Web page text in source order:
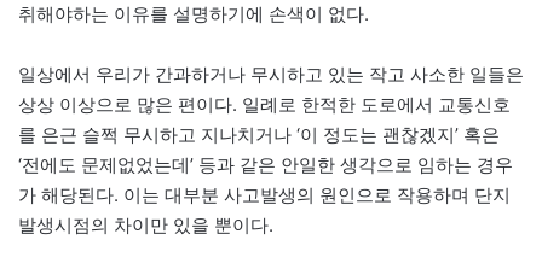
취해야하는 이유를 설명하기에 손색이 없다.
일상에서 우리가 간과하거나 무시하고 있는 작고 사소한 일들은
상상 이상으로 많은 편이다. 일례로 한적한 도로에서 교통신호
를 은근 슬쩍 무시하고 지나치거나 ‘이 정도는 괜찮겠지’ 혹은
‘전에도 문제없었는데’ 등과 같은 안일한 생각으로 임하는 경우
가 해당된다. 이는 대부분 사고발생의 원인으로 작용하며 단지
발생시점의 차이만 있을 뿐이다.